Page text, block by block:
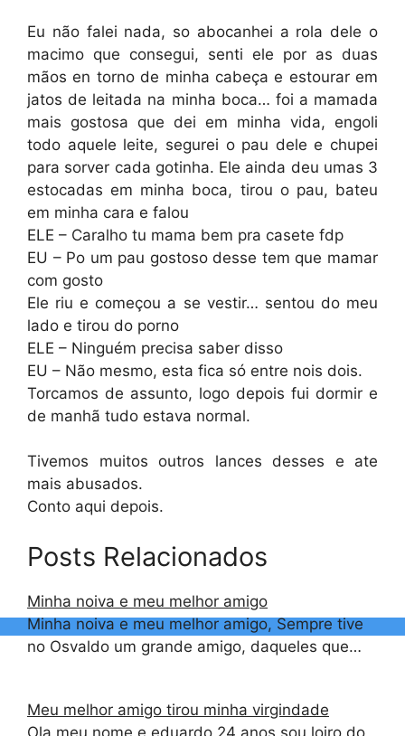
Eu não falei nada, so abocanhei a rola dele o
macimo que consegui, senti ele por as duas
mãos en torno de minha cabeça e estourar em
jatos de leitada na minha boca… foi a mamada
mais gostosa que dei em minha vida, engoli
todo aquele leite, segurei o pau dele e chupei
para sorver cada gotinha. Ele ainda deu umas 3
estocadas em minha boca, tirou o pau, bateu
em minha cara e falou
ELE – Caralho tu mama bem pra casete fdp
EU – Po um pau gostoso desse tem que mamar
com gosto
Ele riu e começou a se vestir… sentou do meu
lado e tirou do porno
ELE – Ninguém precisa saber disso
EU – Não mesmo, esta fica só entre nois dois.
Torcamos de assunto, logo depois fui dormir e
de manhã tudo estava normal.
Tivemos muitos outros lances desses e ate
mais abusados.
Conto aqui depois.
Posts Relacionados
Minha noiva e meu melhor amigo
Minha noiva e meu melhor amigo, Sempre tive
no Osvaldo um grande amigo, daqueles que…
Meu melhor amigo tirou minha virgindade
Ola meu nome e eduardo 24 anos sou loiro do